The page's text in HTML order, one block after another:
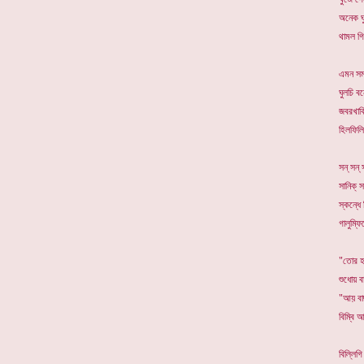
অনেক
থামল
এমন
ঘুলচি
সন্ সন্
সানিক্
স্কন্ধে
"তোর
শুধোয়
"আয়
বিম্বি